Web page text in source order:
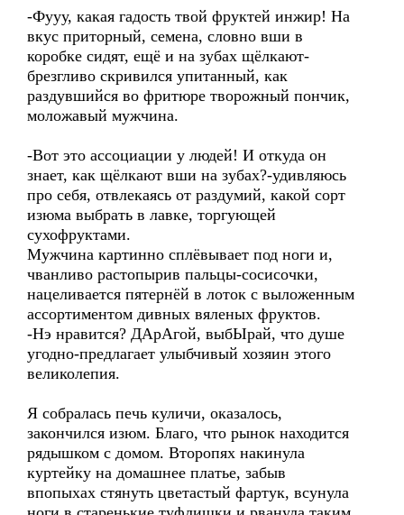
-Фууу, какая гадость твой фруктей инжир! На
вкус приторный, семена, словно вши в
коробке сидят, ещё и на зубах щёлкают-
брезгливо скривился упитанный, как
раздувшийся во фритюре творожный пончик,
моложавый мужчина.
-Вот это ассоциации у людей! И откуда он
знает, как щёлкают вши на зубах?-удивляюсь
про себя, отвлекаясь от раздумий, какой сорт
изюма выбрать в лавке, торгующей
сухофруктами.
Мужчина картинно сплёвывает под ноги и,
чванливо растопырив пальцы-сосисочки,
нацеливается пятернёй в лоток с выложенным
ассортиментом дивных вяленых фруктов.
-Нэ нравится? ДАрАгой, выбЫрай, что душе
угодно-предлагает улыбчивый хозяин этого
великолепия.
Я собралась печь куличи, оказалось,
закончился изюм. Благо, что рынок находится
рядышком с домом. Второпях накинула
куртейку на домашнее платье, забыв
впопыхах стянуть цветастый фартук, всунула